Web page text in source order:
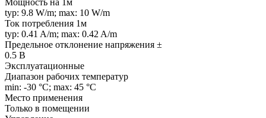
typ: 9.8 W/m; max: 10 W/m
Ток потребления 1м
typ: 0.41 A/m; max: 0.42 A/m
Предельное отклонение напряжения ±
0.5 В
Эксплуатационные
Диапазон рабочих температур
min: -30 °C; max: 45 °C
Место применения
Только в помещении